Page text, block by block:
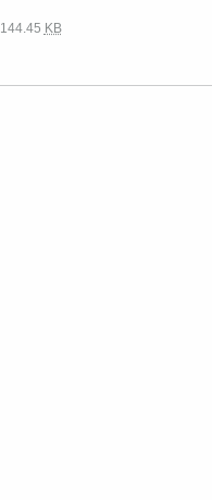
144.45 KB